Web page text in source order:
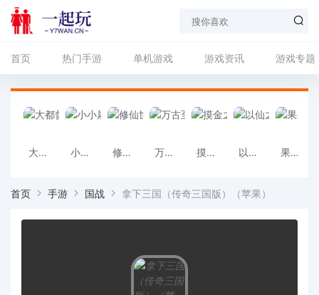
首页 热门手游 单机游戏 游戏资讯 游戏专题
大都督（一起玩） 小小屠龙（一起玩） 修仙世界（一起玩） 万古至尊：武帝降临（一起玩） 摸金之路（一起玩） 以仙之名（一起玩） 果果联萌（一起玩）
首页 手游 国战 拿下三国（传奇三国版）（苹果）